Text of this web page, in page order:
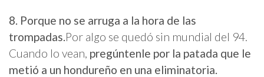
8. Porque no se arruga a la hora de las
trompadas.Por algo se quedó sin mundial del 94.
Cuando lo vean, pregúntenle por la patada que le
metió a un hondureño en una eliminatoria.